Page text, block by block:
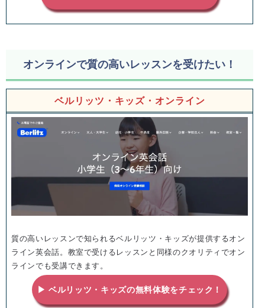
オンラインで質の高いレッスンを受けたい！
ベルリッツ・キッズ・オンライン
質の高いレッスンで知られるベルリッツ・キッズが提供するオン
ライン英会話。教室で受けるレッスンと同様のクオリティでオン
ラインでも受講できます。
▶ ベルリッツ・キッズの無料体験をチェック！